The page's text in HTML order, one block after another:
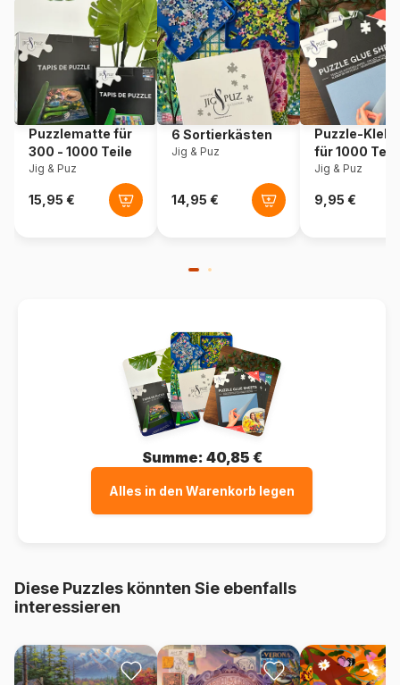
EAN 4005556164349
Teileanzahl 759 Teile
Maße 23 x 19 cm
Puzzlematte für
300 - 1000 Teile
Jig & Puz
6 Sortierkästen
Jig & Puz
Puzzle-
für 1000
Jig & Puz
Summe: 40,85 €
Alles in den Warenkorb legen
Diese Puzzles könnten Sie ebenfalls
interessieren